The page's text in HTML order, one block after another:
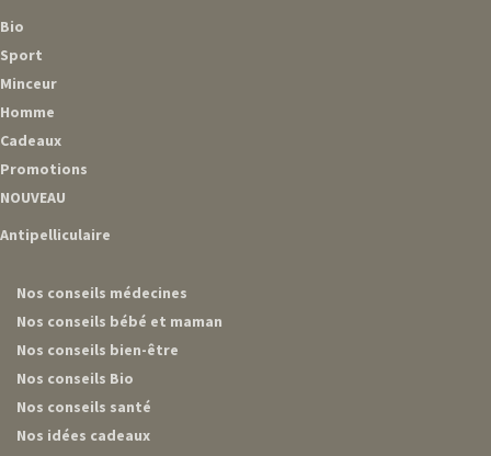
Bio
Sport
Minceur
Homme
Cadeaux
Promotions
NOUVEAU
Antipelliculaire
Nos conseils médecines
Nos conseils bébé et maman
Nos conseils bien-être
Nos conseils Bio
Nos conseils santé
Nos idées cadeaux